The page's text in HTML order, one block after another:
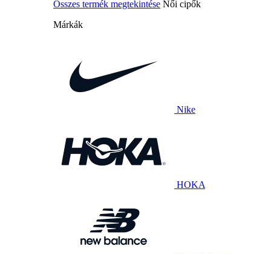
Összes termék megtekintése Női cipők
Márkák
Nike
HOKA